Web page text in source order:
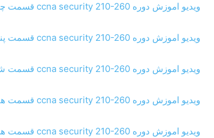
ویدیو اموزش دوره ccna security 210-260 قسمت چهارم
ویدیو اموزش دوره ccna security 210-260 قسمت پنجم
ویدیو اموزش دوره ccna security 210-260 قسمت شش
ویدیو اموزش دوره ccna security 210-260 قسمت هفت
ویدیو اموزش دوره ccna security 210-260 قسمت هشت